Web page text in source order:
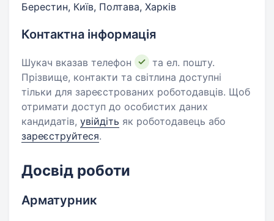
Берестин, Київ, Полтава, Харків
Контактна інформація
Шукач вказав телефон
та ел. пошту.
Прізвище, контакти та світлина доступні
тільки для зареєстрованих роботодавців. Щоб
отримати доступ до особистих даних
кандидатів, увійдіть як роботодавець або
зареєструйтеся.
Досвід роботи
Арматурник